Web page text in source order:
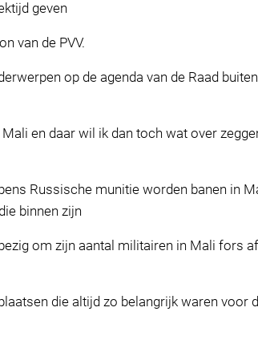
geven
van de PVV.
op de agenda van de Raad
en daar wil ik dan toch wat over
Russische munitie worden banen in
binnen zijn
om zijn aantal militairen in Mali fors
die altijd zo belangrijk waren voor